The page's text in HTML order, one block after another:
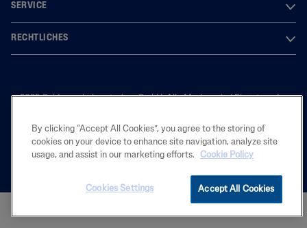
SERVICE
RECHTLICHES
2025 Galderma Laboratorium GmbH. Alle Marken sind Eigentum der
bestimmt.
By clicking “Accept All Cookies”, you agree to the storing of
cookies on your device to enhance site navigation, analyze site
usage, and assist in our marketing efforts.
Cookie Policy
Cookies Settings Accept All Cookies